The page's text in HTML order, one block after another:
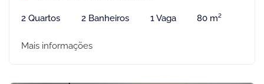
2 Quartos 2 Banheiros 1 Vaga 80 m²
Mais informações